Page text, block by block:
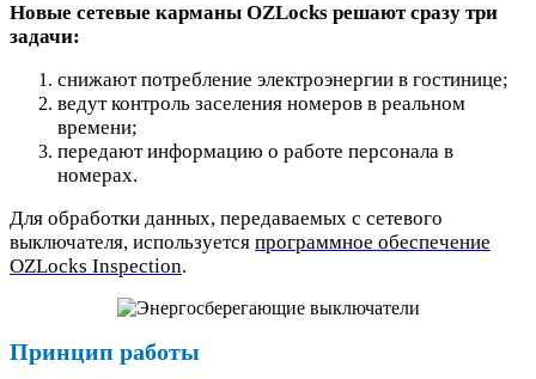
Новые сетевые карманы OZLocks решают сразу три
задачи:
снижают потребление электроэнергии в гостинице;
ведут контроль заселения номеров в реальном
времени;
передают информацию о работе персонала в
номерах.
Для обработки данных, передаваемых с сетевого
выключателя, используется программное обеспечение
OZLocks Inspection.
Принцип работы